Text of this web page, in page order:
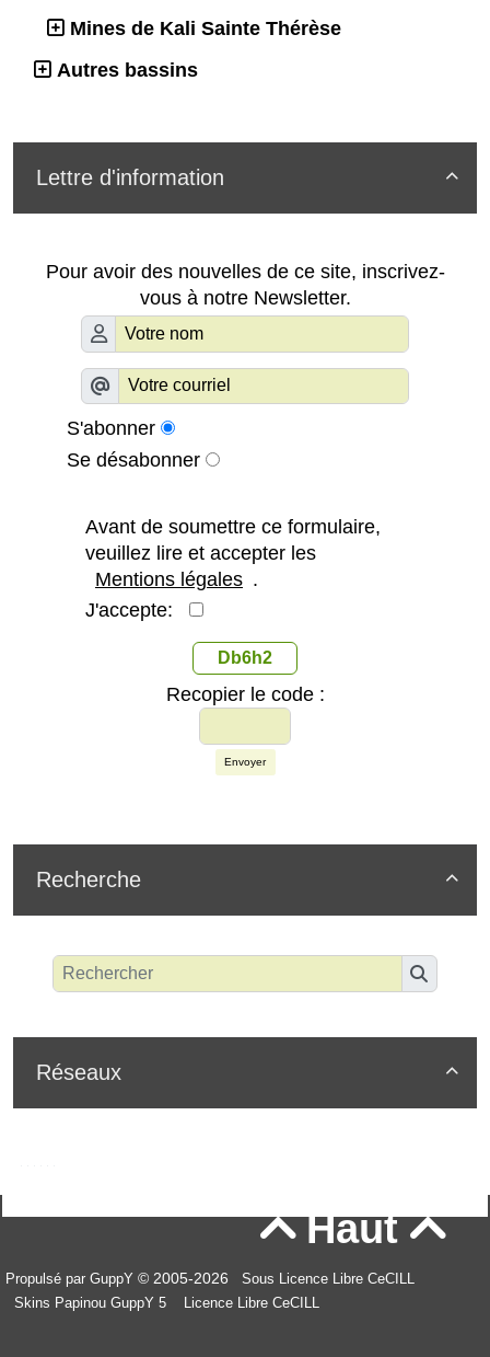
Mines de Kali Sainte Thérèse
Autres bassins

Lettre d'information
Pour avoir des nouvelles de ce site, inscrivez-
vous à notre Newsletter.
S'abonner
Se désabonner
Avant de soumettre ce formulaire,
veuillez lire et accepter les
Mentions légales .
J'accepte:
Db6h2
Recopier le code :
Envoyer

Recherche

Réseaux
Haut
Propulsé par GuppY © 2005-2026
Sous Licence Libre CeCILL
Skins Papinou GuppY 5
Licence Libre CeCILL